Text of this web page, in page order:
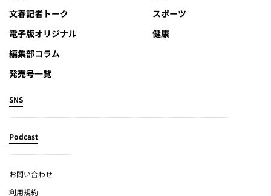
文春記者トーク
電子版オリジナル
編集部コラム
発売号一覧
スポーツ
健康
SNS
Podcast
お問い合わせ
利用規約